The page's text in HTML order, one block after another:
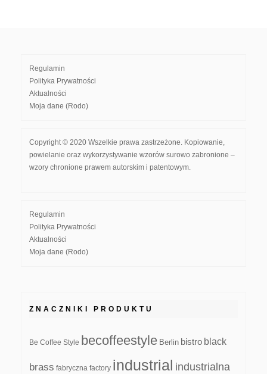
Regulamin
Polityka Prywatności
Aktualności
Moja dane (Rodo)
Copyright © 2020 Wszelkie prawa zastrzeżone. Kopiowanie,
powielanie oraz wykorzystywanie wzorów surowo zabronione –
wzory chronione prawem autorskim i patentowym.
Regulamin
Polityka Prywatności
Aktualności
Moja dane (Rodo)
ZNACZNIKI PRODUKTU
Be Coffee Style becoffeestyle Berlin bistro black
brass fabryczna factory industrial industrialna